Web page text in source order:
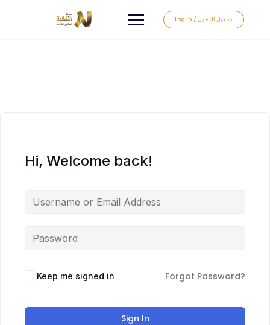
Log In / تسجيل الدخول
Hi, Welcome back!
Keep me signed in Forgot Password?
Sign In